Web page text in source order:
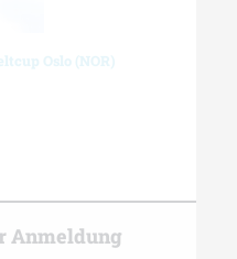
Oslo (NOR)
Anmeldung